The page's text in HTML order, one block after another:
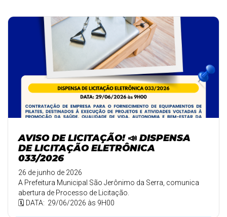
AVISO DE LICITAÇÃO! 📣 DISPENSA
DE LICITAÇÃO ELETRÔNICA
033/2026
26 de junho de 2026
A Prefeitura Municipal São Jerônimo da Serra, comunica
abertura de Processo de Licitação.
🗓️ DATA: 29/06/2026 às 9H00